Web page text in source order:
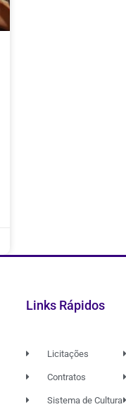
Links Rápidos
Licitações
Contratos
Sistema de Cultura